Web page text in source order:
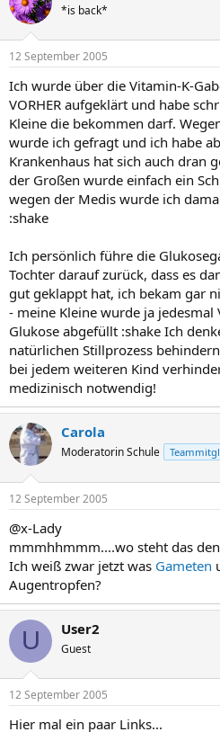
*is back*
12 September 2005
Ich wurde über die Vitamin-K-
VORHER aufgeklärt und habe
Kleine die bekommen darf.
wurde ich gefragt und ich habe
Krankenhaus hat sich auch dran
der Großen wurde einfach ein
wegen der Medis wurde ich
:shake
Ich persönlich führe die
Tochter darauf zurück, dass es
gut geklappt hat, ich bekam gar
- meine Kleine wurde ja jedesmal
Glukose abgefüllt :shake Ich
natürlichen Stillprozess
bei jedem weiteren Kind
medizinisch notwendig!
Carola
Moderatorin Schule
12 September 2005
@x-Lady
mmmhhmmm....wo steht das
Ich weiß zwar jetzt was Gameten
Augentropfen?
U User2
Guest
12 September 2005
Hier mal ein paar Links...